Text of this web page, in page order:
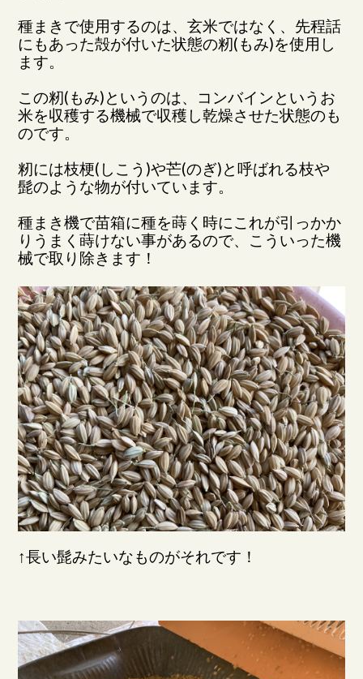
種まきで使用するのは、玄米ではなく、先程話
にもあった殻が付いた状態の籾(もみ)を使用し
ます。
この籾(もみ)というのは、コンバインというお
米を収穫する機械で収穫し乾燥させた状態のも
のです。
籾には枝梗(しこう)や芒(のぎ)と呼ばれる枝や
髭のような物が付いています。
種まき機で苗箱に種を蒔く時にこれが引っかか
りうまく蒔けない事があるので、こういった機
械で取り除きます！
↑長い髭みたいなものがそれです！